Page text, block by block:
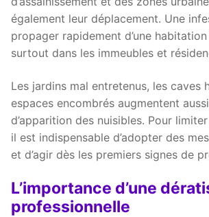
également leur déplacement. Une
propager rapidement d’une
surtout dans les immeubles et
Les jardins mal entretenus, les caves
espaces encombrés augmentent
d’apparition des nuisibles. Pour
il est indispensable d’adopter des
et d’agir dès les premiers signes de
L’importance d’une
professionnelle